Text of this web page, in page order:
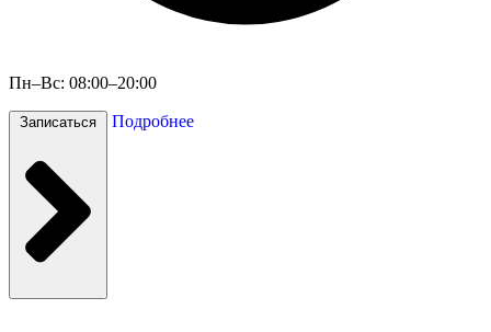
Пн–Вс: 08:00–20:00
Записаться Подробнее